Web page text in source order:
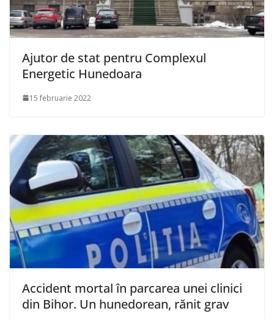
Ajutor de stat pentru Complexul
Energetic Hunedoara
15 februarie 2022
Accident mortal în parcarea unei clinici
din Bihor. Un hunedorean, rănit grav